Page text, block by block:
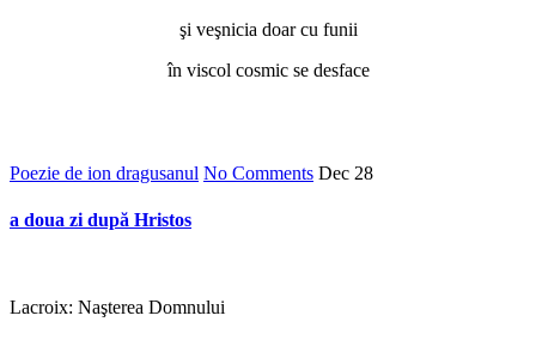
şi veşnicia doar cu funii
în viscol cosmic se desface
Poezie de ion dragusanul No Comments Dec 28
a doua zi după Hristos
Lacroix: Naşterea Domnului